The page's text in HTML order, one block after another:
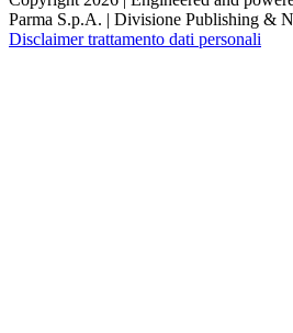
Parma S.p.A. | Divisione Publishing &
Disclaimer trattamento dati personali